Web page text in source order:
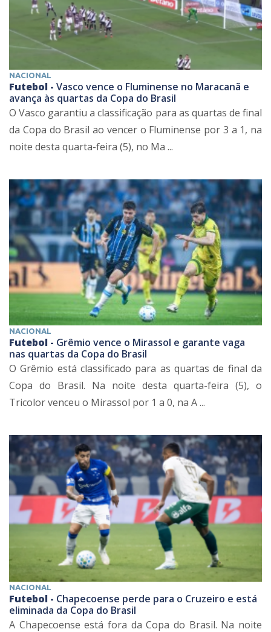
NACIONAL
Futebol - Vasco vence o Fluminense no Maracanã e
avança às quartas da Copa do Brasil
O Vasco garantiu a classificação para as quartas de final
da Copa do Brasil ao vencer o Fluminense por 3 a 1, na
noite desta quarta-feira (5), no Ma ...
NACIONAL
Futebol - Grêmio vence o Mirassol e garante vaga
nas quartas da Copa do Brasil
O Grêmio está classificado para as quartas de final da
Copa do Brasil. Na noite desta quarta-feira (5), o
Tricolor venceu o Mirassol por 1 a 0, na A ...
NACIONAL
Futebol - Chapecoense perde para o Cruzeiro e está
eliminada da Copa do Brasil
A Chapecoense está fora da Copa do Brasil. Na noite